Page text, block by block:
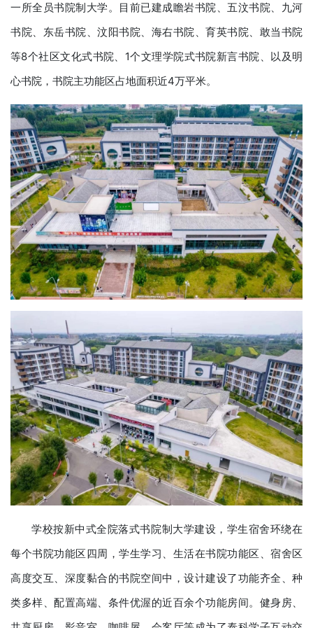
一所全员书院制大学。目前已建成瞻岩书院、五汶书院、九河
书院、东岳书院、汶阳书院、海右书院、育英书院、敢当书院
等8个社区文化式书院、1个文理学院式书院新言书院、以及明
心书院，书院主功能区占地面积近4万平米。
学校按新中式全院落式书院制大学建设，学生宿舍环绕在
每个书院功能区四周，学生学习、生活在书院功能区、宿舍区
高度交互、深度黏合的书院空间中，设计建设了功能齐全、种
类多样、配置高端、条件优渥的近百余个功能房间。健身房、